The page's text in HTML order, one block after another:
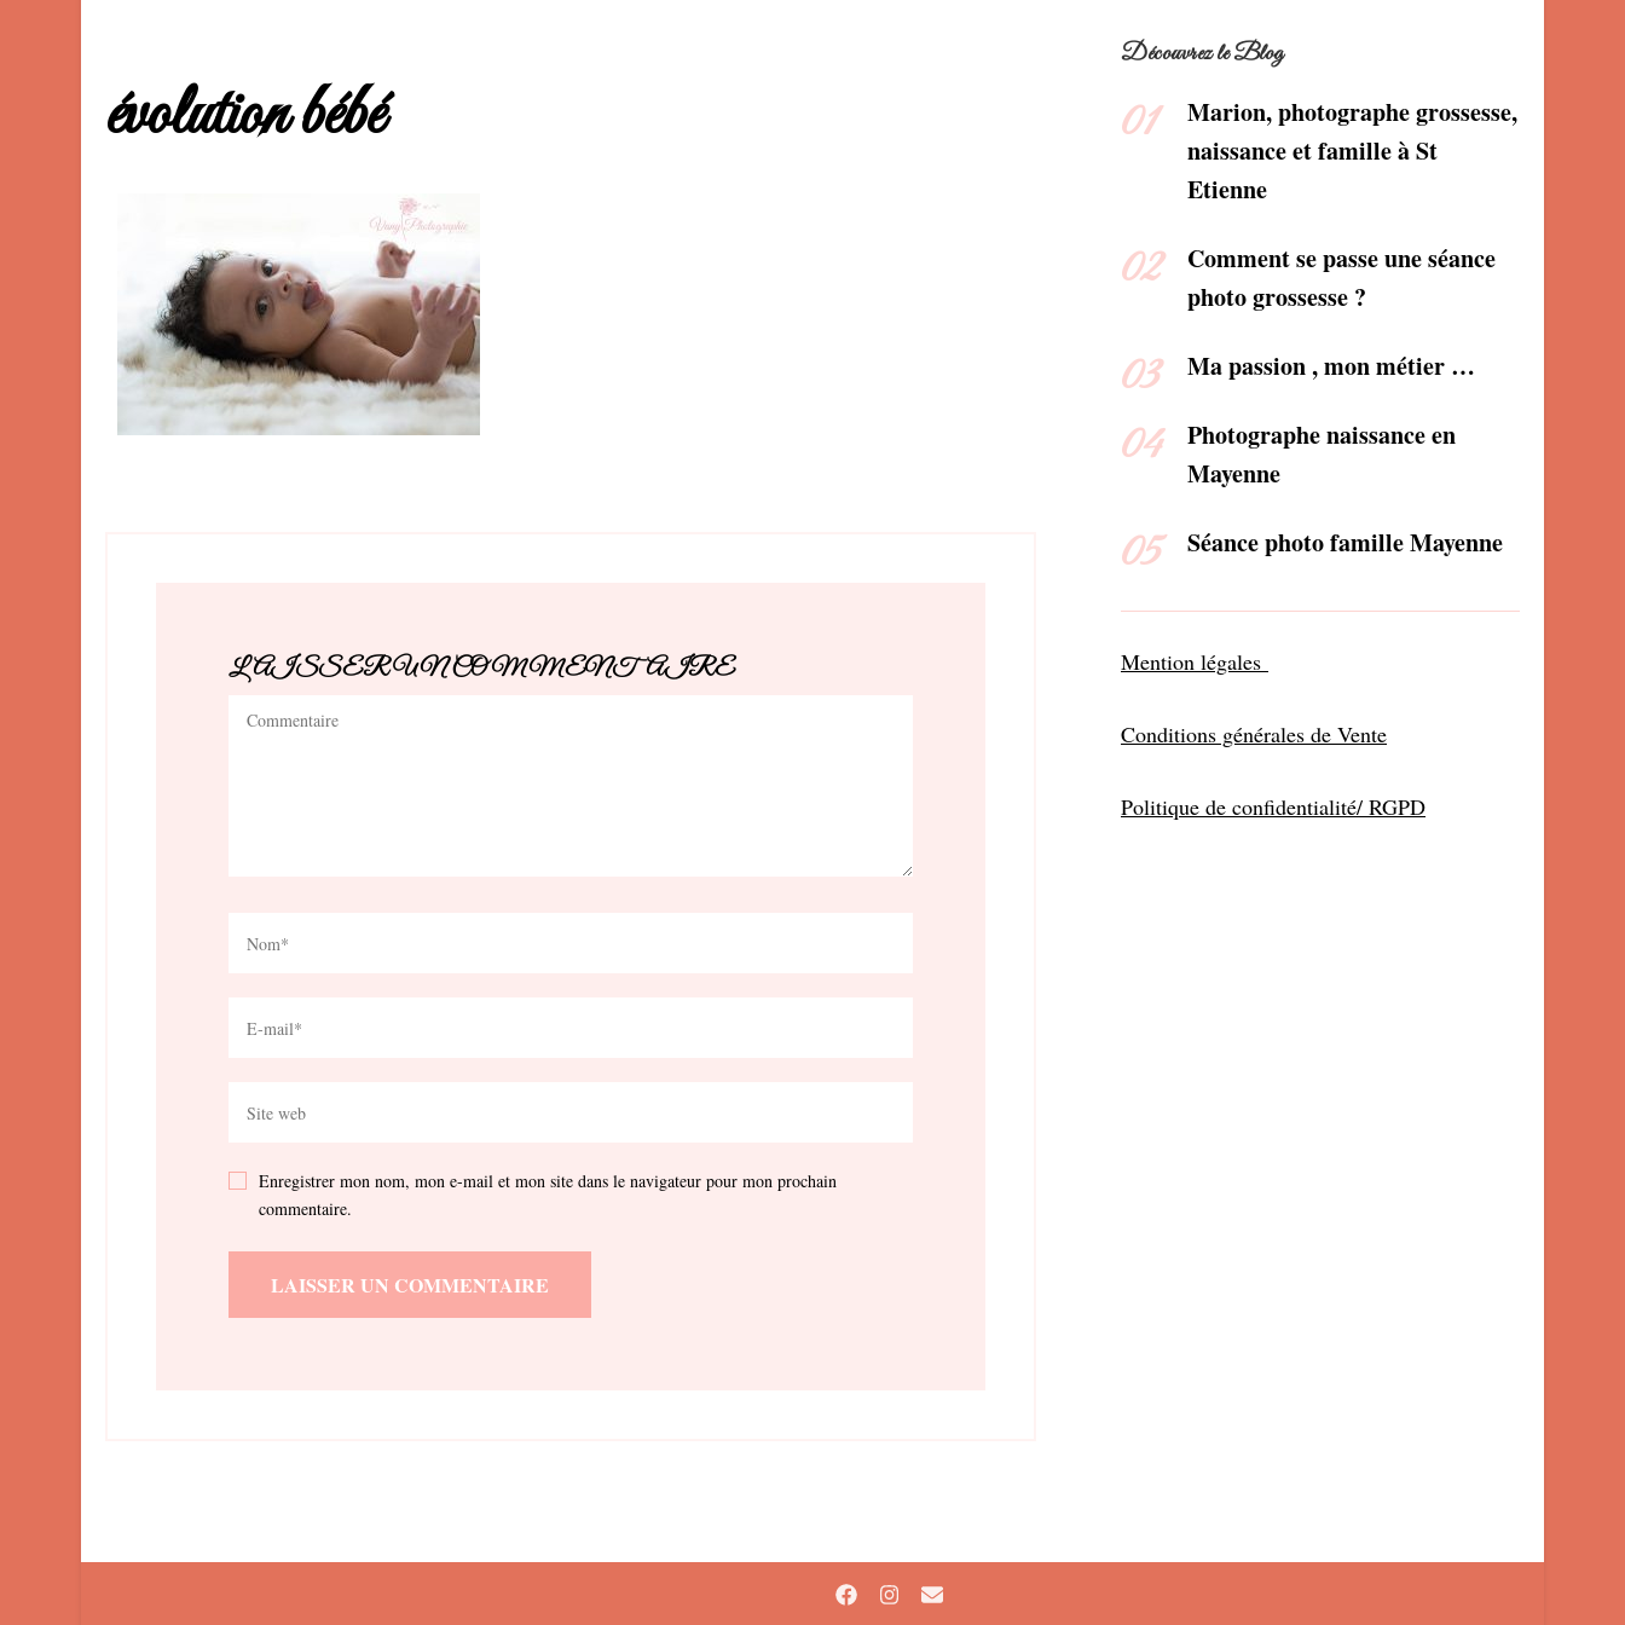
évolution bébé
LAISSER UN COMMENTAIRE
Enregistrer mon nom, mon e-mail et mon site dans le navigateur pour mon prochain
commentaire.
Découvrez le Blog
Marion, photographe grossesse,
naissance et famille à St
Etienne
Comment se passe une séance
photo grossesse ?
Ma passion , mon métier …
Photographe naissance en
Mayenne
Séance photo famille Mayenne
Mention légales
Conditions générales de Vente
Politique de confidentialité/ RGPD